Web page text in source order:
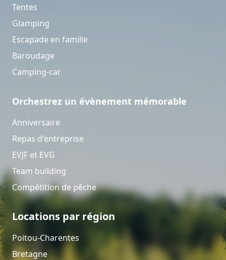
Tentes
Glamping
Escapade en famille
Baroudage
Camping-car
Orchestrez un évènement mémorable
Anniversaire
Repas d'entreprise
EVJF et EVG
Team building
Compétition de pêche
Locations par région
Poitou-Charentes
Bretagne